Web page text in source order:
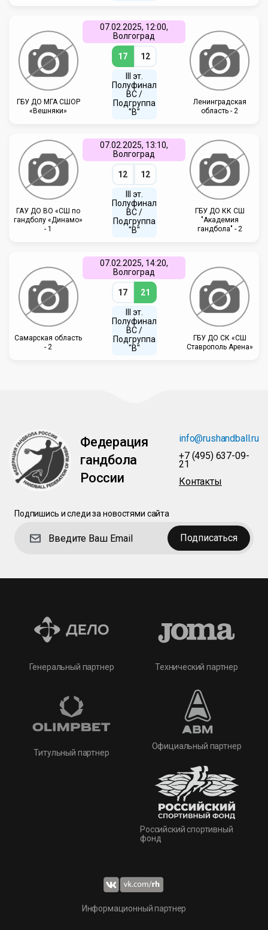
ГБУ ДО МГА СШОР
«Вешняки»
07.02.2025, 12:00,
Волгоград
17 12
III эт.
Полуфинал
ВC /
Подгруппа
"В"
Ленинградская
область - 2
ГАУ ДО ВО «СШ по
гандболу «Динамо»
- 1
07.02.2025, 13:10,
Волгоград
12 12
III эт.
Полуфинал
ВC /
Подгруппа
"В"
ГБУ ДО КК СШ
"Академия
гандбола" - 2
Самарская область
- 2
07.02.2025, 14:20,
Волгоград
17 21
III эт.
Полуфинал
ВC /
Подгруппа
"В"
ГБУ ДО СК «СШ
Ставрополь Арена»
Федерация
гандбола
России
info@rushandball.ru
+7 (495) 637-09-
21
Контакты
Подпишись и следи за новостями сайта
Подписаться
Генеральный партнер
Титульный партнер
Технический партнер
Официальный партнер
Российский спортивный
фонд
Информационный партнер